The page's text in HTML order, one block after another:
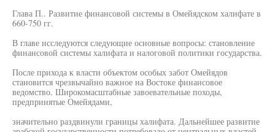
Глава П.. Развитие финансовой системы в Омейядском халифате в
660-750 гг.
В главе исследуются следующие основные вопросы: становление
финансовой системы халифата и налоговой политики государства.
После прихода к власти объектом особых забот Омейядов
становится чрезвычайно важное на Востоке финансовое
ведомство. Широкомасштабные завоевательные походы,
предпринятые Омейядами,
значительно раздвинули границы халифата. Дальнейшее развитие